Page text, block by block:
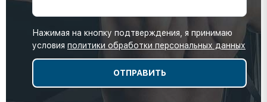
Нажимая на кнопку подтверждения, я принимаю
условия политики обработки персональных данных